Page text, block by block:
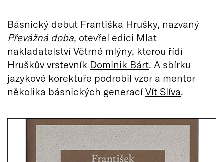
Básnický debut Františka Hrušky, nazvaný
Převážná doba, otevřel edici Mlat
nakladatelství Větrné mlýny, kterou řídí
Hruškův vrstevník Dominik Bárt. A sbírku
jazykové korektuře podrobil vzor a mentor
několika básnických generací Vít Slíva.